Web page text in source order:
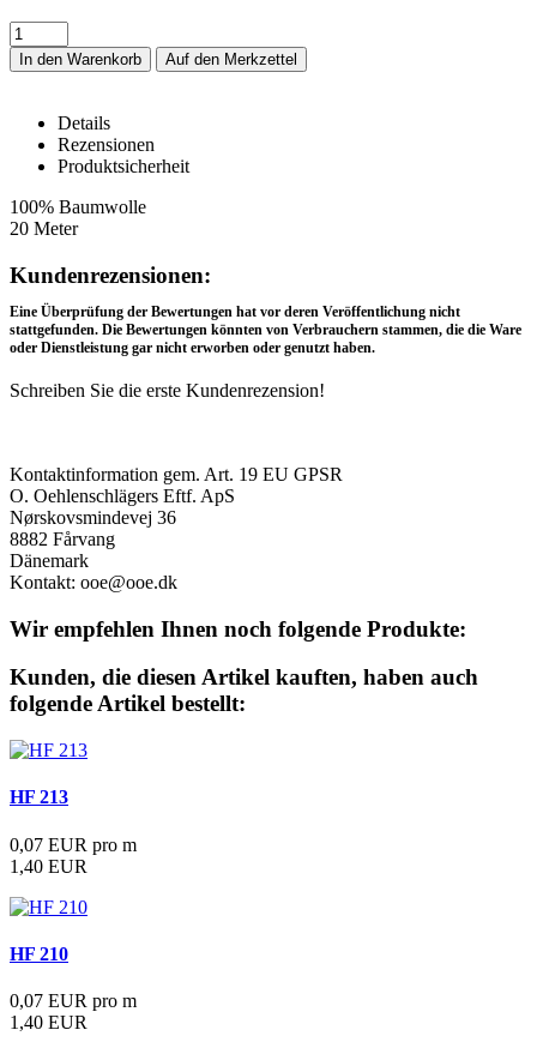
In den Warenkorb
Details
Rezensionen
Produktsicherheit
HF 22 – Details
100% Baumwolle
20 Meter
Rezensionen
Kundenrezensionen:
Eine Überprüfung der Bewertungen hat vor deren Veröffentlichung nicht
stattgefunden. Die Bewertungen könnten von Verbrauchern stammen, die die Ware
oder Dienstleistung gar nicht erworben oder genutzt haben.
Schreiben Sie die erste Kundenrezension!
Kontaktinformation gem. Art. 19 EU GPSR
O. Oehlenschlägers Eftf. ApS
Nørskovsmindevej 36
8882 Fårvang
Dänemark
Kontakt: ooe@ooe.dk
Wir empfehlen Ihnen noch folgende Produkte:
Kunden, die diesen Artikel kauften, haben auch
folgende Artikel bestellt:
HF 213
0,07 EUR pro m
1,40 EUR
HF 210
0,07 EUR pro m
1,40 EUR